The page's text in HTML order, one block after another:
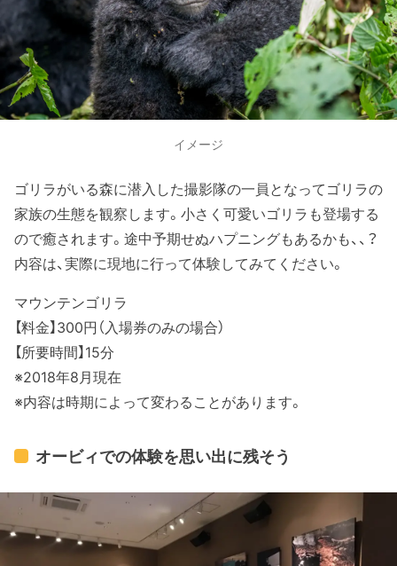
イメージ
ゴリラがいる森に潜入した撮影隊の一員となってゴリラの
家族の生態を観察します。小さく可愛いゴリラも登場する
ので癒されます。途中予期せぬハプニングもあるかも、、？
内容は、実際に現地に行って体験してみてください。
マウンテンゴリラ
【料金】300円（入場券のみの場合）
【所要時間】15分
※2018年8月現在
※内容は時期によって変わることがあります。
オービィでの体験を思い出に残そう